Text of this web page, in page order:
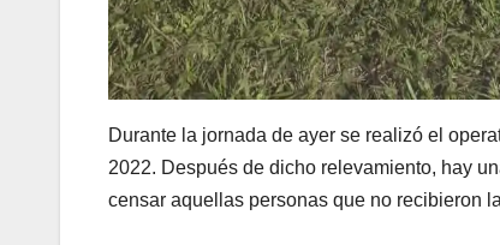
Durante la jornada de ayer se realizó el
2022. Después de dicho relevamiento, hay
censar aquellas personas que no recibieron